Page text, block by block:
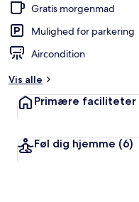
Gratis morgenmad
Mulighed for parkering
Aircondition
Vis alle
Primære faciliteter
Føl dig hjemme (6)